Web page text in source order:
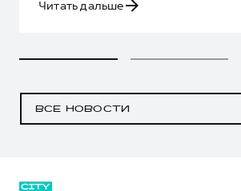
Читать дальше
ВСЕ НОВОСТИ